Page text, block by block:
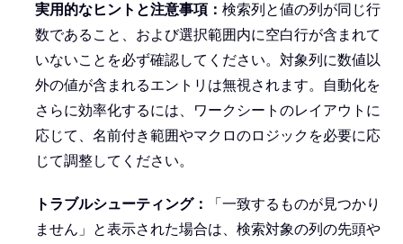
実用的なヒントと注意事項： 検索列と値の列が同じ行
数であること、および選択範囲内に空白行が含まれて
いないことを必ず確認してください。対象列に数値以
外の値が含まれるエントリは無視されます。自動化を
さらに効率化するには、ワークシートのレイアウトに
応じて、名前付き範囲やマクロのロジックを必要に応
じて調整してください。
トラブルシューティング：
「一致するものが見つかり
ません」と表示された場合は、検索対象の列の先頭や